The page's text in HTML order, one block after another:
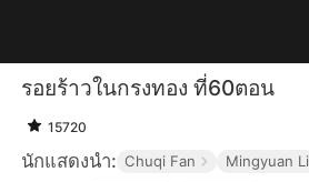
รอยร้าวในกรงทอง ที่60ตอน
15720
นักแสดงนำ: Chuqi Fan Mingyuan Li